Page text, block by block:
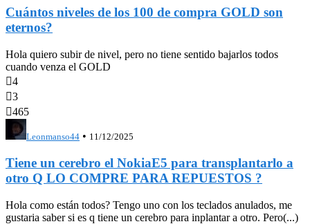
Cuántos niveles de los 100 de compra GOLD son
eternos?
Hola quiero subir de nivel, pero no tiene sentido bajarlos todos
cuando venza el GOLD
4
3
465
Leonmanso44 • 11/12/2025
Tiene un cerebro el NokiaE5 para transplantarlo a
otro Q LO COMPRE PARA REPUESTOS ?
Hola como están todos? Tengo uno con los teclados anulados, me
gustaria saber si es q tiene un cerebro para inplantar a otro. Pero(...)